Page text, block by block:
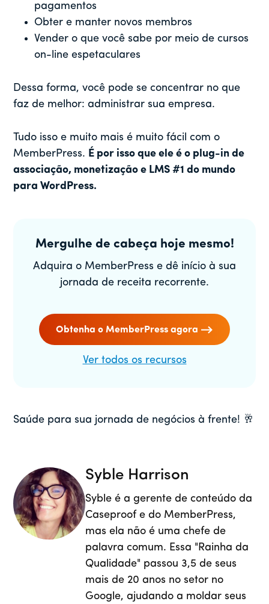
pagamentos
Obter e manter novos membros
Vender o que você sabe por meio de cursos
on-line espetaculares
Dessa forma, você pode se concentrar no que
faz de melhor: administrar sua empresa.
Tudo isso e muito mais é muito fácil com o
MemberPress. É por isso que ele é o plug-in de
associação, monetização e LMS #1 do mundo
para WordPress.
Mergulhe de cabeça hoje mesmo!
Adquira o MemberPress e dê início à sua
jornada de receita recorrente.
Obtenha o MemberPress agora
Ver todos os recursos
Saúde para sua jornada de negócios à frente! 🥂
Syble Harrison
Syble é a gerente de conteúdo da
Caseproof e do MemberPress,
mas ela não é uma chefe de
palavra comum. Essa "Rainha da
Qualidade" passou 3,5 de seus
mais de 20 anos no setor no
Google, ajudando a moldar seus